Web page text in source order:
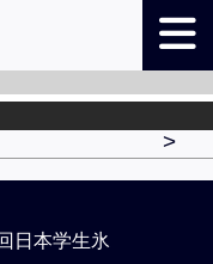
>
日本学生氷